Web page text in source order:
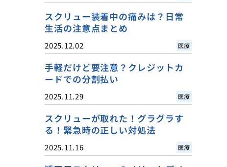
スクリュー装着中の痛みは？日常
生活の注意点まとめ
2025.12.02 医療
手軽だけど要注意？クレジットカ
ードでの分割払い
2025.11.29 医療
スクリューが取れた！グラグラす
る！緊急時の正しい対処法
2025.11.16 医療